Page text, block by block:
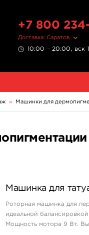
+7 800 234-
Доставка: Саратов
10:00 – 20:00, вск
» Машинки для
Машинка для
Роторная машинка для
идеальной
Мощность мотора 9 Вт.